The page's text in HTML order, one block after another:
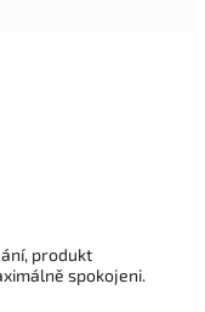
produkt
spokojeni.